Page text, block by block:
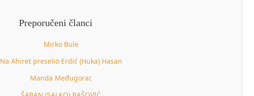
Preporučeni članci
Mirko Bule
Na Ahiret preselio Erdić (Huka) Hasan
Manda Međugorac